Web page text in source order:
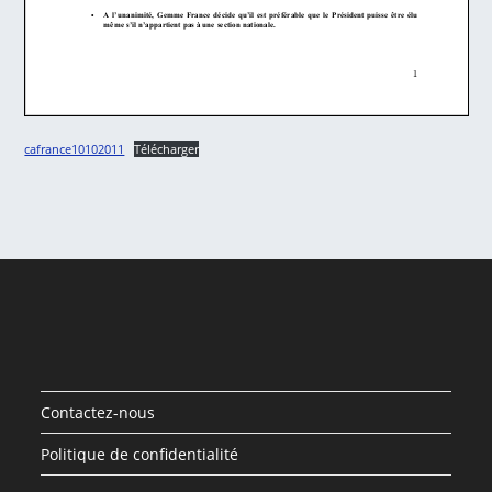
cafrance10102011 Télécharger
Contactez-nous
Politique de confidentialité